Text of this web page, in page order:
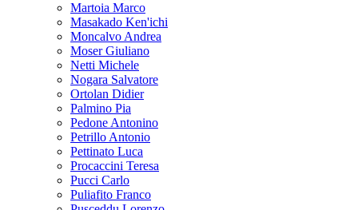
Martoia Marco
Masakado Ken'ichi
Moncalvo Andrea
Moser Giuliano
Netti Michele
Nogara Salvatore
Ortolan Didier
Palmino Pia
Pedone Antonino
Petrillo Antonio
Pettinato Luca
Procaccini Teresa
Pucci Carlo
Puliafito Franco